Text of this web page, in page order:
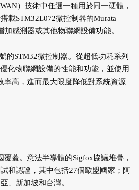
）技術中任選一種用於同一硬體，
載STM32L072微控制器的Murata
感測器或其他物聯網設備功能。
的STM32微控制器。從超低功耗系列
化物聯網設備的性能和功能，並使用
率高，進而最大限度降低對系統資源
蓋。意法半導體的Sigfox協議堆疊，
和認證，其中包括27個歐盟國家；阿
、新加坡和台灣。